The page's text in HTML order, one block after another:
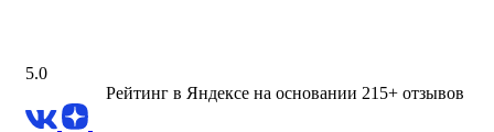
5.0
Рейтинг в Яндексе на основании 215+ отзывов